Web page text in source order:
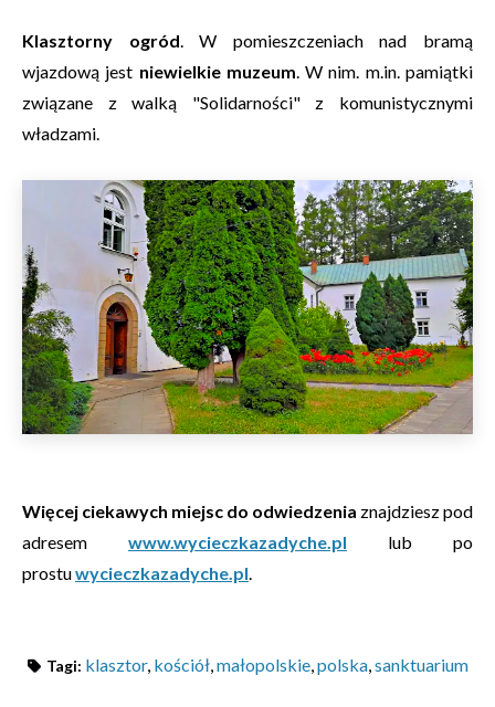
Klasztorny ogród. W pomieszczeniach nad bramą
wjazdową jest niewielkie muzeum. W nim. m.in. pamiątki
związane z walką "Solidarności" z komunistycznymi
władzami.
Więcej ciekawych miejsc do odwiedzenia znajdziesz pod
adresem www.wycieczkazadyche.pl lub po
prostuwycieczkazadyche.pl.
Tagi: klasztor, kościół,małopolskie,polska,sanktuarium